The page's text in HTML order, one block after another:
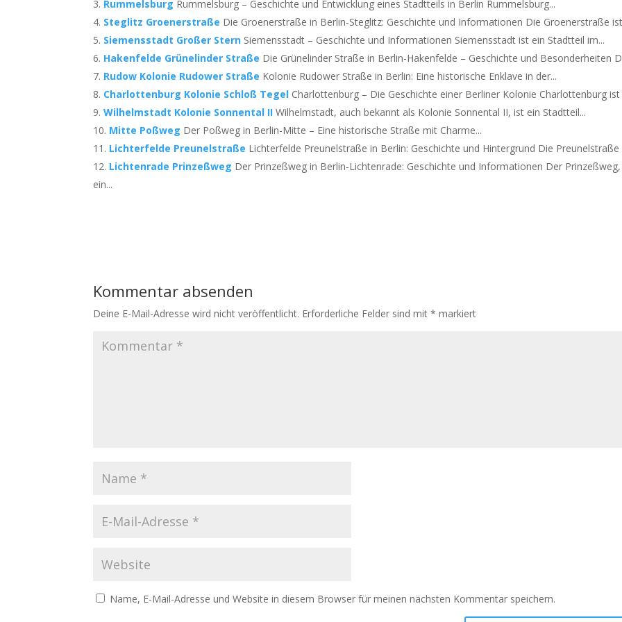
Rummelsburg Rummelsburg – Geschichte und Entwicklung eines Stadtteils in Berlin Rummelsburg...
Steglitz Groenerstraße Die Groenerstraße in Berlin-Steglitz: Geschichte und Informationen Die Groenerstraße
Siemensstadt Großer Stern Siemensstadt – Geschichte und Informationen Siemensstadt ist ein Stadtteil im...
Hakenfelde Grünelinder Straße Die Grünelinder Straße in Berlin-Hakenfelde – Geschichte und Besonderheiten
Rudow Kolonie Rudower Straße Kolonie Rudower Straße in Berlin: Eine historische Enklave in der...
Charlottenburg Kolonie Schloß Tegel Charlottenburg – Die Geschichte einer Berliner Kolonie Charlottenburg ist
Wilhelmstadt Kolonie Sonnental II Wilhelmstadt, auch bekannt als Kolonie Sonnental II, ist ein Stadtteil...
Mitte Poßweg Der Poßweg in Berlin-Mitte – Eine historische Straße mit Charme...
Lichterfelde Preunelstraße Lichterfelde Preunelstraße in Berlin: Geschichte und Hintergrund Die Preunelstraße
Lichtenrade Prinzeßweg Der Prinzeßweg in Berlin-Lichtenrade: Geschichte und Informationen Der Prinzeßweg,
ein...
Kommentar absenden
Deine E-Mail-Adresse wird nicht veröffentlicht. Erforderliche Felder sind mit* markiert
Name, E-Mail-Adresse und Website in diesem Browser für meinen nächsten Kommentar speichern.